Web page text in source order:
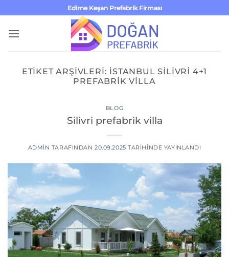
atla
Edirne Keşan Prefabrik Firması
ETIKET ARŞIVLERI: ISTANBUL SILIVRI 4+1
PREFABRIK VILLA
BLOG
Silivri prefabrik villa
ADMIN TARAFINDAN 20.09.2025 TARIHINDE YAYINLANDI